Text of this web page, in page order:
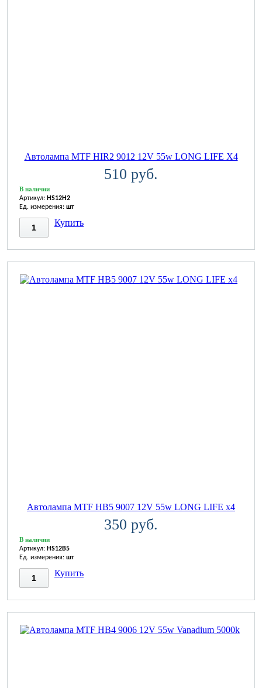
Автолампа MTF HIR2 9012 12V 55w LONG LIFE X4
510 руб.
В наличии
Артикул: HS12H2
Ед. измерения: шт
Купить
Автолампа MTF HB5 9007 12V 55w LONG LIFE x4
350 руб.
В наличии
Артикул: HS12B5
Ед. измерения: шт
Купить